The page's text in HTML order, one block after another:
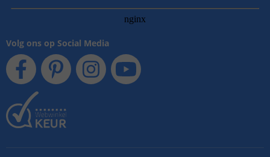
Volg ons op Social Media